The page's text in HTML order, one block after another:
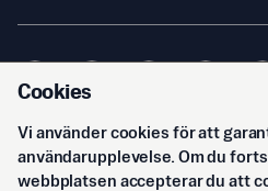
© Svenska Epoch Times AB2026
Cookies
Vi använder cookies för att
användarupplevelse. Om du
webbplatsen accepterar du att